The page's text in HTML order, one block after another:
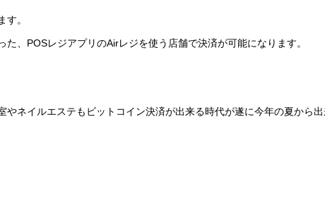
す。
た、POSレジアプリのAirレジを使う店舗で決済が可能になります。
やネイルエステもビットコイン決済が出来る時代が遂に今年の夏から出